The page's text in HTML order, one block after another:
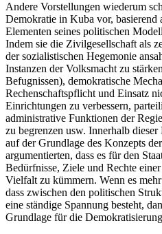
Andere Vorstellungen wiederum
Demokratie in Kuba vor, basierend
Elementen seines politischen
Indem sie die Zivilgesellschaft als
der sozialistischen Hegemonie
Instanzen der Volksmacht zu
Befugnissen), demokratische
Rechenschaftspflicht und Einsatz
Einrichtungen zu verbessern,
administrative Funktionen der
zu begrenzen usw. Innerhalb
auf der Grundlage des Konzepts
argumentierten, dass es für den
Bedürfnisse, Ziele und Rechte
Vielfalt zu kümmern. Wenn es
dass zwischen den politischen
eine ständige Spannung besteht,
Grundlage für die